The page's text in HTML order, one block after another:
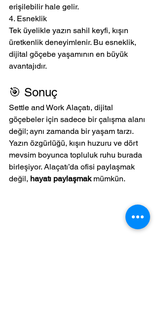
erişilebilir hale gelir.
4. Esneklik
Tek üyelikle yazın sahil keyfi, kışın
üretkenlik deneyimlenir. Bu esneklik,
dijital göçebe yaşamının en büyük
avantajıdır.
🎯 Sonuç
Settle and Work Alaçatı, dijital
göçebeler için sadece bir çalışma alanı
değil; aynı zamanda bir yaşam tarzı.
Yazın özgürlüğü, kışın huzuru ve dört
mevsim boyunca topluluk ruhu burada
birleşiyor. Alaçatı’da ofisi paylaşmak
değil, hayatı paylaşmak mümkün.